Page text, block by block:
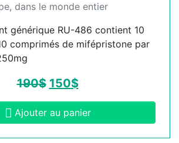
dans le monde entier
générique RU-486 contient 10
comprimés de mifépristone par
190$ 150$
Ajouter au panier